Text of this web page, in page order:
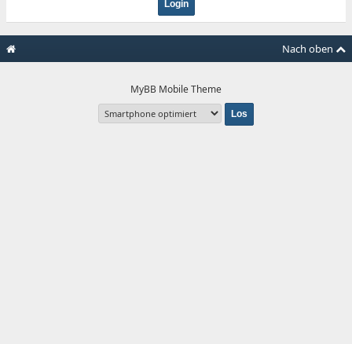
Nach oben
MyBB Mobile Theme